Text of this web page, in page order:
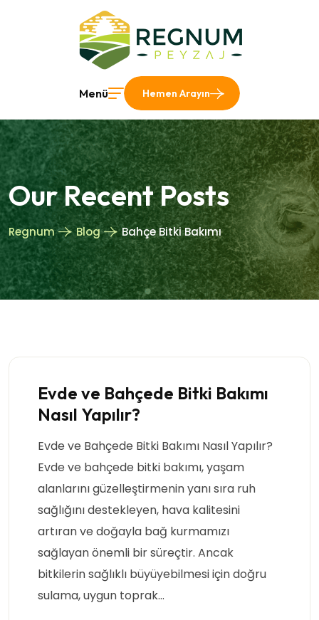
Menü Hemen Arayın
Our Recent Posts
Regnum Blog Bahçe Bitki Bakımı
Evde ve Bahçede Bitki Bakımı
Nasıl Yapılır?
Evde ve Bahçede Bitki Bakımı Nasıl Yapılır?
Evde ve bahçede bitki bakımı, yaşam
alanlarını güzelleştirmenin yanı sıra ruh
sağlığını destekleyen, hava kalitesini
artıran ve doğayla bağ kurmamızı
sağlayan önemli bir süreçtir. Ancak
bitkilerin sağlıklı büyüyebilmesi için doğru
sulama, uygun toprak…